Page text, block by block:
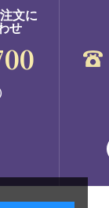
文に
せ